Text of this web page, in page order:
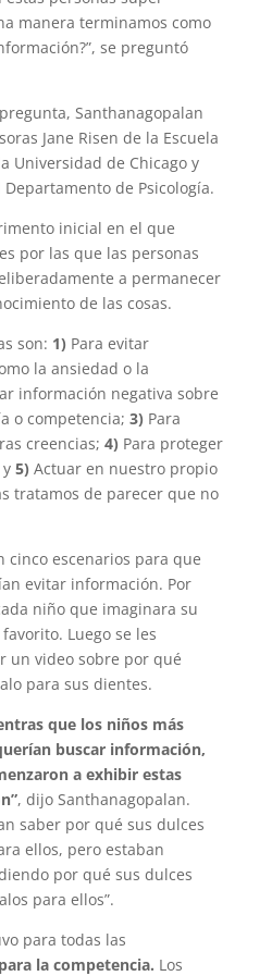
manera terminamos como
se preguntó
Santhanagopalan
Jane Risen de la Escuela
Universidad de Chicago y
de Psicología.
inicial en el que
por las que las personas
a permanecer
de las cosas.
son: 1) Para evitar
la ansiedad o la
información negativa sobre
o competencia; 3) Para
creencias; 4) Para proteger
5) Actuar en nuestro propio
tratamos de parecer que no
cinco escenarios para que
evitar información. Por
niño que imaginara su
Luego se les
un video sobre por qué
para sus dientes.
que los niños más
buscar información,
a exhibir estas
, dijo Santhanagopalan.
saber por qué sus dulces
ellos, pero estaban
por qué sus dulces
para ellos”.
para todas las
la competencia. Los